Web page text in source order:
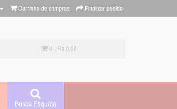
Carrinho de compras
Finalizar pedido
0 - R$ 0,00
Busca Etiqueta